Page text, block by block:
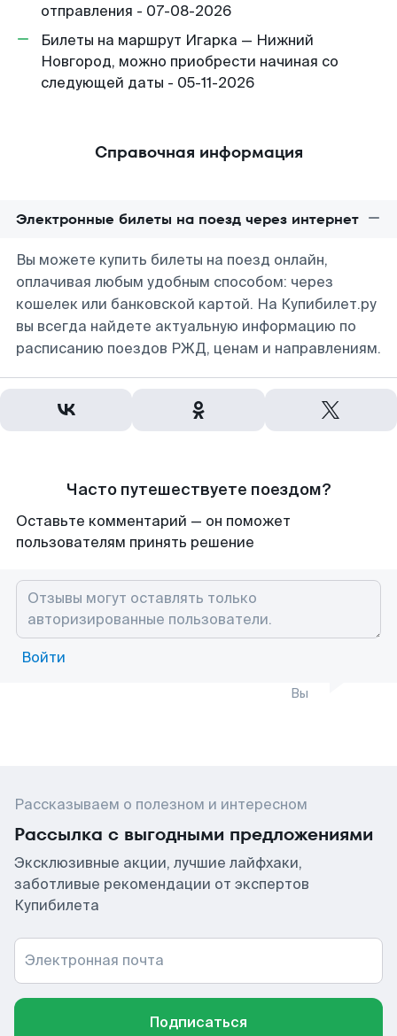
отправления - 07-08-2026
Билеты на маршрут Игарка — Нижний
Новгород, можно приобрести начиная со
следующей даты - 05-11-2026
Справочная информация
Электронные билеты на поезд через интернет
Вы можете купить билеты на поезд онлайн,
оплачивая любым удобным способом: через
кошелек или банковской картой. На Купибилет.ру
вы всегда найдете актуальную информацию по
расписанию поездов РЖД, ценам и направлениям.
Часто путешествуете поездом?
Оставьте комментарий — он поможет
пользователям принять решение
Войти
Вы
Рассказываем о полезном и интересном
Рассылка с выгодными предложениями
Эксклюзивные акции, лучшие лайфхаки,
заботливые рекомендации от экспертов
Купибилета
Электронная почта
Подписаться